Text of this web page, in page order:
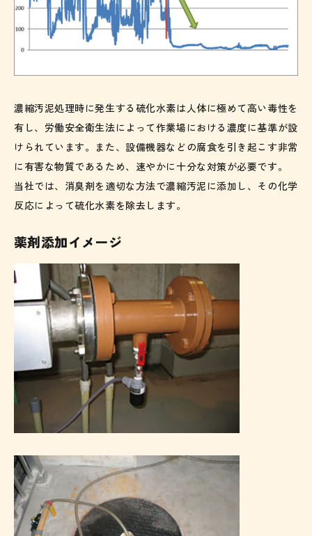
濃縮汚泥処理時に発生する硫化水素は人体に極めて高い毒性を
有し、労働安全衛生法によって作業場における濃度に基準が設
けられています。また、設備機器などの腐食を引き起こす非常
に有害な物質であるため、速やかに十分な対策が必要です。
当社では、消臭剤を適切な方法で濃縮汚泥に添加し、その化学
反応によって硫化水素を除去します。
薬剤添加イメージ